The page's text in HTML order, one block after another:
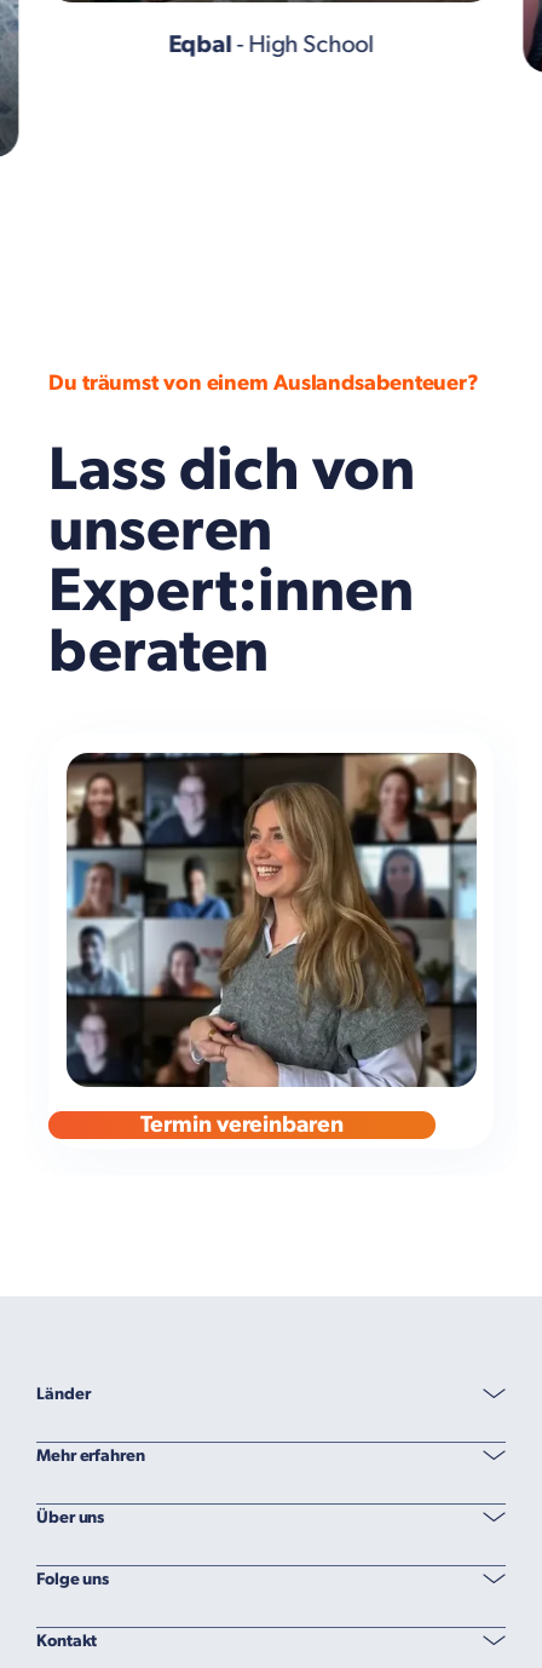
Eqbal- High School
Du träumst von einem Auslandsabenteuer?
Lass dich von
unseren
Expert:innen
beraten
Termin vereinbaren
Länder
Mehr erfahren
Über uns
Folge uns
Kontakt